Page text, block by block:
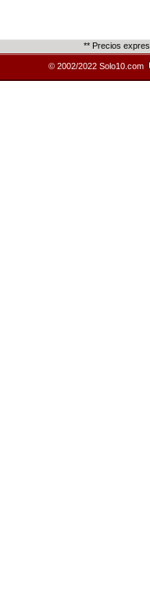
** Precios
© 2002/2022 Solo10.com